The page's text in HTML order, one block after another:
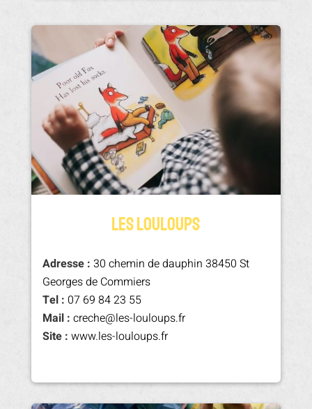
LES LOULOUPS
Adresse : 30 chemin de dauphin 38450 St
Georges de Commiers
Tel : 07 69 84 23 55
Mail : creche@les-louloups.fr
Site : www.les-louloups.fr